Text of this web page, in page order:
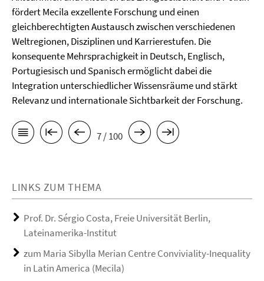
fördert Mecila exzellente Forschung und einen
gleichberechtigten Austausch zwischen verschiedenen
Weltregionen, Disziplinen und Karrierestufen. Die
konsequente Mehrsprachigkeit in Deutsch, Englisch,
Portugiesisch und Spanisch ermöglicht dabei die
Integration unterschiedlicher Wissensräume und stärkt
Relevanz und internationale Sichtbarkeit der Forschung.
7 / 100
LINKS ZUM THEMA
Prof. Dr. Sérgio Costa, Freie Universität Berlin,
Lateinamerika-Institut
zum Maria Sibylla Merian Centre Conviviality-Inequality
in Latin America (Mecila)